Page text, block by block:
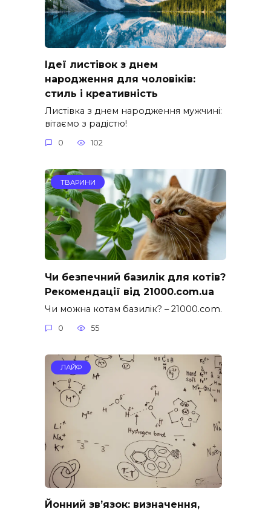
Ідеї листівок з днем
народження для чоловіків:
стиль і креативність
Листівка з днем народження мужчині:
вітаємо з радістю!
0 102
ТВАРИНИ
Чи безпечний базилік для котів?
Рекомендації від 21000.com.ua
Чи можна котам базилік? – 21000.com.
0 55
ЛАЙФ
Йонний зв’язок: визначення,